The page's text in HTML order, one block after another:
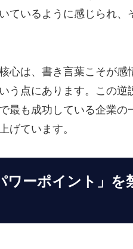
ているように感じられ
心は、書き言葉こそが感
う点にあります。この
最も成功している企業の
げています。
ーポイント」を